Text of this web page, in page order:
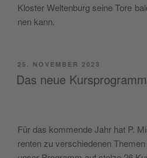
Klos­ter Wel­ten­burg sei­ne Tore
nen kann.
VERÖFFENTLICHT
AM
25. NOVEMBER 2023
Das neue
Für das kom­men­de Jahr hat P.
ren­ten zu ver­schie­de­nen